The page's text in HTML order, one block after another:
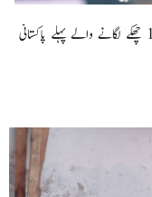
صاحبزادہ فرحان ایک سال میں ٹی ٹوئنٹی کرکٹ میں 100 چھکے لگانے والے پہلے پاکستانی